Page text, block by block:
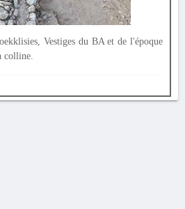
Vestiges du BA et de l'époque
colline.